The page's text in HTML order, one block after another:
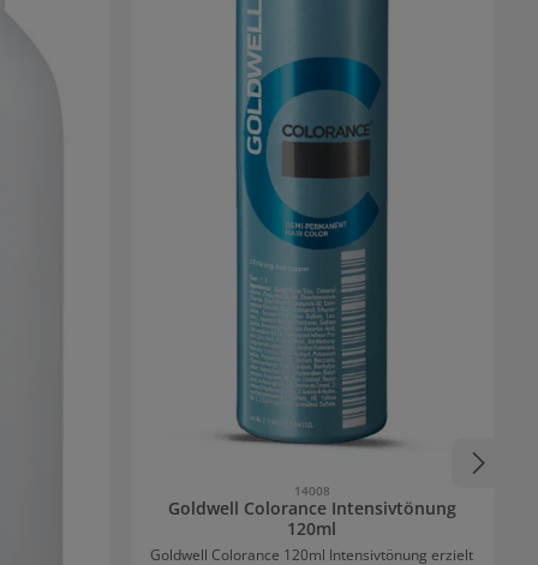
14008
Goldwell Colorance Intensivtönung
120ml
Goldwell Colorance 120ml Intensivtönung erzielt